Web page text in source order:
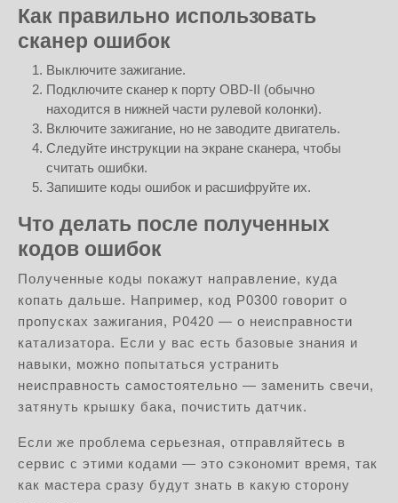
Как правильно использовать
сканер ошибок
Выключите зажигание.
Подключите сканер к порту OBD-II (обычно
находится в нижней части рулевой колонки).
Включите зажигание, но не заводите двигатель.
Следуйте инструкции на экране сканера, чтобы
считать ошибки.
Запишите коды ошибок и расшифруйте их.
Что делать после полученных
кодов ошибок
Полученные коды покажут направление, куда
копать дальше. Например, код P0300 говорит о
пропусках зажигания, P0420 — о неисправности
катализатора. Если у вас есть базовые знания и
навыки, можно попытаться устранить
неисправность самостоятельно — заменить свечи,
затянуть крышку бака, почистить датчик.
Если же проблема серьезная, отправляйтесь в
сервис с этими кодами — это сэкономит время, так
как мастера сразу будут знать в какую сторону